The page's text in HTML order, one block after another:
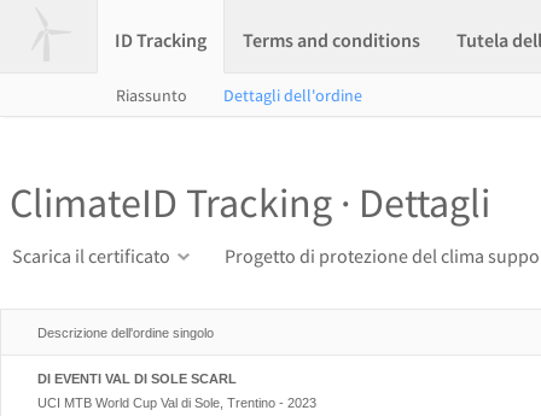
ID Tracking Terms and conditions Tutela
Riassunto Dettagli dell'ordine
ClimateID Tracking · Dettagli
Scarica il certificato Progetto di protezione del clima
Descrizione dell'ordine singolo
DI EVENTI VAL DI SOLE SCARL
UCI MTB World Cup Val di Sole, Trentino - 2023